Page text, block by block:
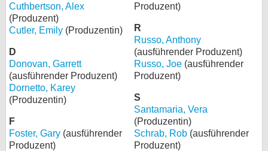
Cuthbertson, Alex
(Produzent)
Cutler, Emily (Produzentin)
D
Donovan, Garrett
(ausführender Produzent)
Dornetto, Karey
(Produzentin)
F
Foster, Gary (ausführender
Produzent)
Produzent)
R
Russo, Anthony
(ausführender Produzent)
Russo, Joe (ausführender
Produzent)
S
Santamaria, Vera
(Produzentin)
Schrab, Rob (ausführender
Produzent)